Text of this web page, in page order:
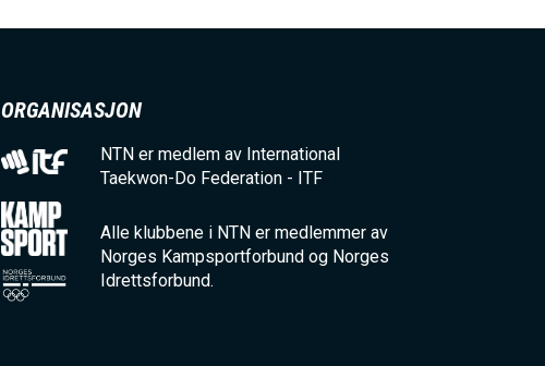
ORGANISASJON
NTN er medlem av International
Taekwon-Do Federation - ITF
Alle klubbene i NTN er medlemmer av
Norges Kampsportforbund og Norges
Idrettsforbund.